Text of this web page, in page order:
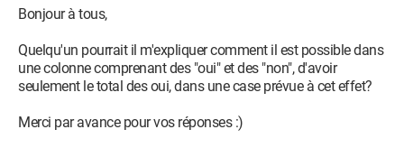
Bonjour à tous,
Quelqu'un pourrait il m'expliquer comment il est possible dans
une colonne comprenant des "oui" et des "non", d'avoir
seulement le total des oui, dans une case prévue à cet effet?
Merci par avance pour vos réponses :)